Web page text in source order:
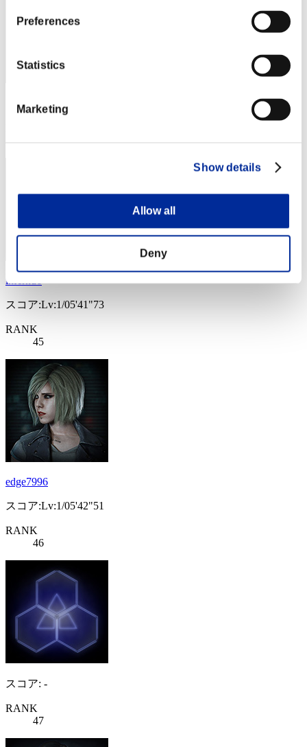
Preferences
Statistics
Marketing
Show details
Allow all
Deny
スコア: -
44
infernu6
スコア:Lv:1/05'41"73
RANK
45
edge7996
スコア:Lv:1/05'42"51
RANK
46
スコア: -
RANK
47